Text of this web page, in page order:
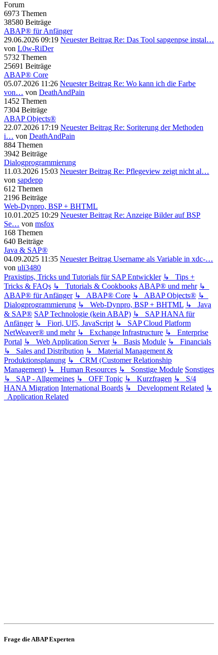
Forum
6973 Themen
38580 Beiträge
ABAP® für Anfänger
29.06.2026 09:19 Neuester Beitrag Re: Das Tool sapgenpse instal…
von L0w-RiDer
5732 Themen
25691 Beiträge
ABAP® Core
05.07.2026 11:26 Neuester Beitrag Re: Wo kann ich die Farbe
von… von DeathAndPain
1452 Themen
7304 Beiträge
ABAP Objects®
22.07.2026 17:19 Neuester Beitrag Re: Soriterung der Methoden
i… von DeathAndPain
884 Themen
3942 Beiträge
Dialogprogrammierung
11.03.2026 15:03 Neuester Beitrag Re: Pflegeview zeigt nicht al…
von sapdepp
612 Themen
2196 Beiträge
Web-Dynpro, BSP + BHTML
10.01.2025 10:29 Neuester Beitrag Re: Anzeige Bilder auf BSP
Se… von msfox
168 Themen
640 Beiträge
Java & SAP®
04.09.2025 11:35 Neuester Beitrag Username als Variable in xdc-…
von uli3480
Praxistips, Tricks und Tutorials für SAP Entwickler ↳ Tips +
Tricks & FAQs ↳ Tutorials & CookbooksABAP® und mehr ↳
ABAP® für Anfänger ↳ ABAP® Core ↳ ABAP Objects® ↳
Dialogprogrammierung ↳ Web-Dynpro, BSP + BHTML ↳ Java
& SAP® SAP Technologie (kein ABAP) ↳ SAP HANA für
Anfänger ↳ Fiori, UI5, JavaScript ↳ SAP Cloud Platform
NetWeaver® und mehr ↳ Exchange Infrastructure ↳ Enterprise
Portal ↳ Web Application Server ↳ Basis Module ↳ Financials
↳ Sales and Distribution ↳ Material Management &
Produktionsplanung ↳ CRM (Customer Relationship
Management) ↳ Human Resources ↳ Sonstige Module Sonstiges
↳ SAP - Allgemeines ↳ OFF Topic ↳ Kurzfragen ↳ S/4
HANA Migration International Boards ↳ Development Related ↳
Application Related
Frage die ABAP Experten